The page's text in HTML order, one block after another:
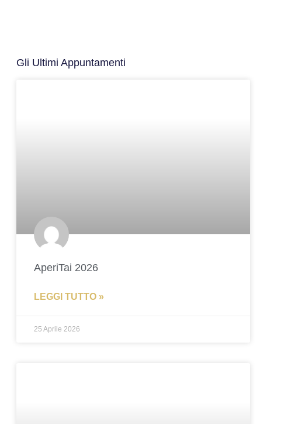
Gli Ultimi Appuntamenti
AperiTai 2026
LEGGI TUTTO »
25 Aprile 2026